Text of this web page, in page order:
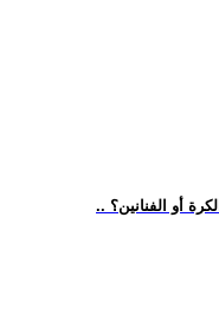
أو الفنانين؟